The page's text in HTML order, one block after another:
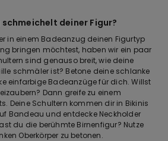
deiner Figur?
in einem Badeanzug deinen Figurtyp
bringen möchtest, haben wir ein paar
sind genauso breit, wie deine
schmäler ist? Betone deine schlanke
einfarbige Badeanzüge für dich. Willst
Dann greife zu einem
Deine Schultern kommen dir in Bikinis
Bandeau und entdecke Neckholder
du die berühmte Birnenfigur? Nutze
Oberkörper zu betonen.